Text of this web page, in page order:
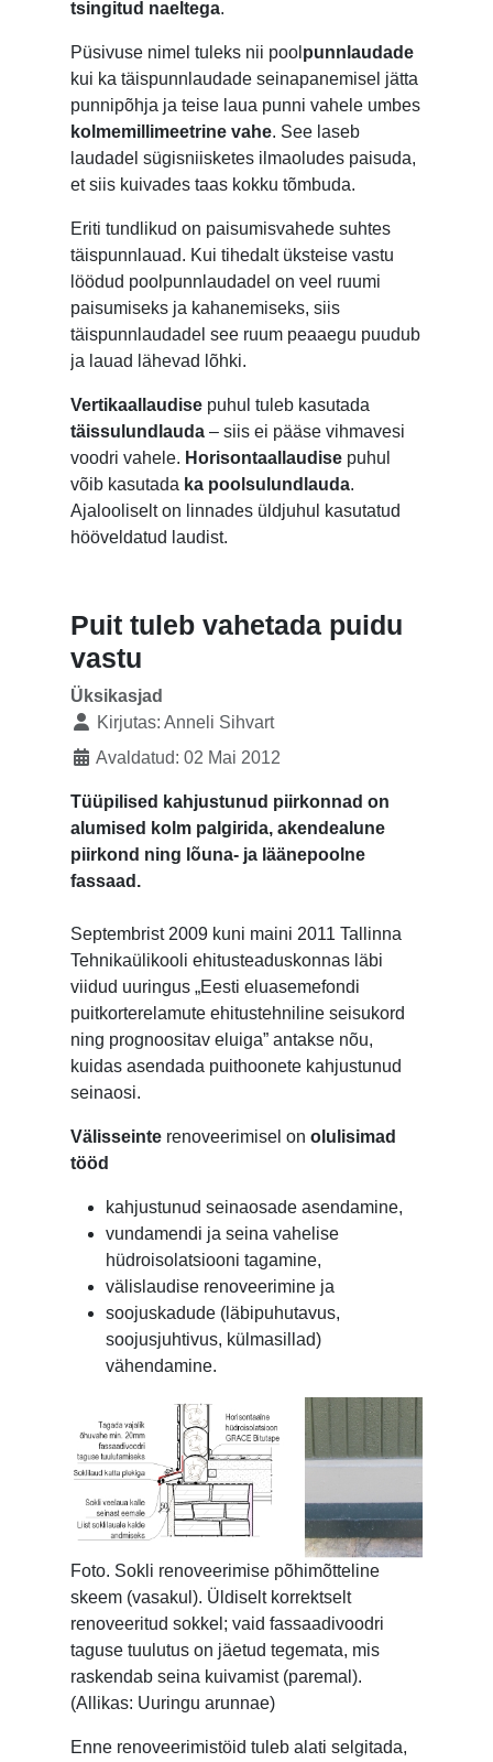
tsingitud naeltega.
Püsivuse nimel tuleks nii pool punnlaudade
kui ka täispunnlaudade seinapanemisel jätta
punnipõhja ja teise laua punni vahele umbes
kolmemillimeetrine vahe. See laseb
laudadel sügisniisketes ilmaoludes paisuda,
et siis kuivades taas kokku tõmbuda.
Eriti tundlikud on paisumisvahede suhtes
täispunnlauad. Kui tihedalt üksteise vastu
löödud poolpunnlaudadel on veel ruumi
paisumiseks ja kahanemiseks, siis
täispunnlaudadel see ruum peaaegu puudub
ja lauad lähevad lõhki.
Vertikaallaudise puhul tuleb kasutada
täissulundlauda – siis ei pääse vihmavesi
voodri vahele. Horisontaallaudise puhul
võib kasutada ka poolsulundlauda.
Ajalooliselt on linnades üldjuhul kasutatud
hööveldatud laudist.
Puit tuleb vahetada puidu
vastu
Üksikasjad
Kirjutas: Anneli Sihvart
Avaldatud: 02 Mai 2012
Tüüpilised kahjustunud piirkonnad on
alumised kolm palgirida, akendealune
piirkond ning lõuna- ja läänepoolne
fassaad.
Septembrist 2009 kuni maini 2011 Tallinna
Tehnikaülikooli ehitusteaduskonnas läbi
viidud uuringus „Eesti eluasemefondi
puitkorterelamute ehitustehniline seisukord
ning prognoositav eluiga” antakse nõu,
kuidas asendada puithoonete kahjustunud
seinaosi.
Välisseinte renoveerimisel on olulisimad
tööd
kahjustunud seinaosade asendamine,
vundamendi ja seina vahelise
hüdroisolatsiooni tagamine,
välislaudise renoveerimine ja
soojuskadude (läbipuhutavus,
soojusjuhtivus, külmasillad)
vähendamine.
Foto. Sokli renoveerimise põhimõtteline
skeem (vasakul). Üldiselt korrektselt
renoveeritud sokkel; vaid fassaadivoodri
taguse tuulutus on jäetud tegemata, mis
raskendab seina kuivamist (paremal).
(Allikas: Uuringu arunnae)
Enne renoveerimistöid tuleb alati selgitada,